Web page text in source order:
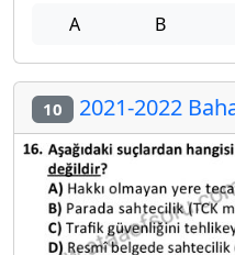
A B
10 2021-2022